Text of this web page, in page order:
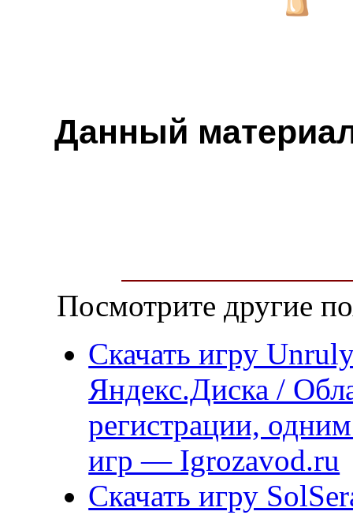
Данный
Посмотрите другие
Скачать игру
Яндекс.Диска /
регистрации,
игр — Igrozavod.ru
Скачать игру